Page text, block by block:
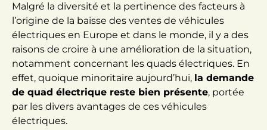
Malgré la diversité et la pertinence des facteurs à
l’origine de la baisse des ventes de véhicules
électriques en Europe et dans le monde, il y a des
raisons de croire à une amélioration de la situation,
notamment concernant les quads électriques. En
effet, quoique minoritaire aujourd’hui, la demande
de quad électrique reste bien présente, portée
par les divers avantages de ces véhicules
électriques.